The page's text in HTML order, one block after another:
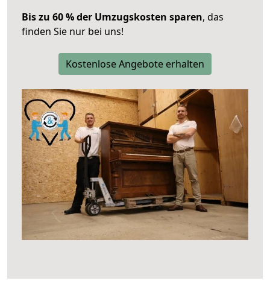
Bis zu 60 % der Umzugskosten sparen, das
finden Sie nur bei uns!
Kostenlose Angebote erhalten